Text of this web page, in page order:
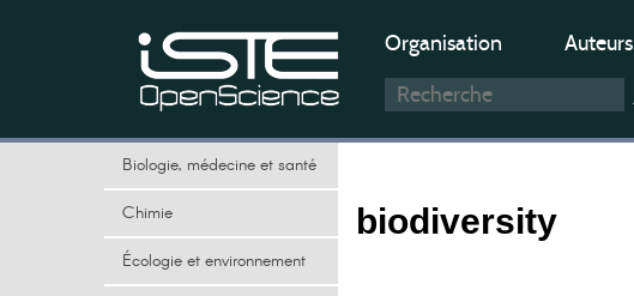
Organisation Auteurs
Biologie, médecine et santé
Chimie
Écologie et environnement
biodiversity